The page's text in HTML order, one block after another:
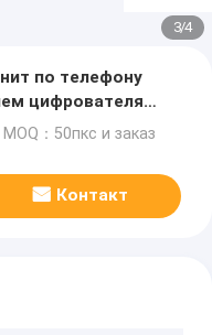
3/4
по телефону
цифрователя
MOQ：50пкс и заказ
Контакт